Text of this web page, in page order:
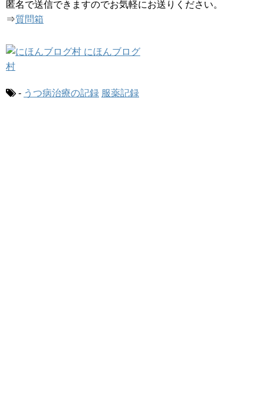
匿名で送信できますのでお気軽にお送りください。
⇒質問箱
- うつ病治療の記録 服薬記録